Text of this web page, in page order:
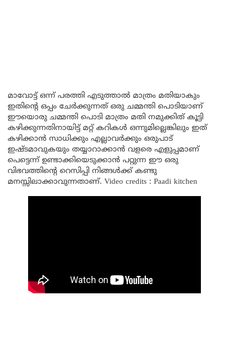
മാവോട്ട് ഒന്ന് പരത്തി എടുത്താൽ മാത്രം മതിയാകും
ഇതിന്റെ ഒപ്പം ചേർക്കുന്നത് ഒരു ചമ്മന്തി പൊടിയാണ്
ഈയൊരു ചമ്മന്തി പൊടി മാത്രം മതി നമുക്കിത് കൂട്ടി
കഴിക്കുന്നതിനായിട്ട് മറ്റ് കറികൾ ഒന്നുമില്ലെങ്കിലും ഇത്
കഴിക്കാൻ സാധിക്കും എല്ലാവർക്കും ഒരുപാട്
ഇഷ്ടമാവുകയും തയ്യാറാക്കാൻ വളരെ എളുപ്പമാണ്
പെട്ടെന്ന് ഉണ്ടാക്കിയെടുക്കാൻ പറ്റുന്ന ഈ ഒരു
വിഭവത്തിന്റെ റെസിപ്പി നിങ്ങൾക്ക് കണ്ടു
മനസ്സിലാക്കാവുന്നതാണ്. Video credits : Paadi kitchen